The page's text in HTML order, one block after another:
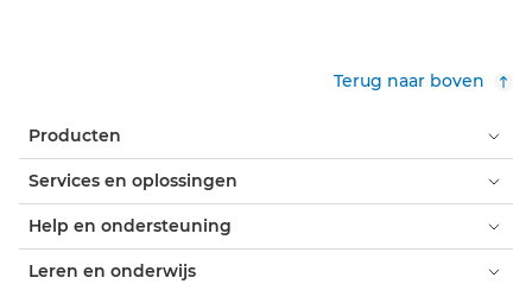
Terug naar boven
Producten
Services en oplossingen
Help en ondersteuning
Leren en onderwijs